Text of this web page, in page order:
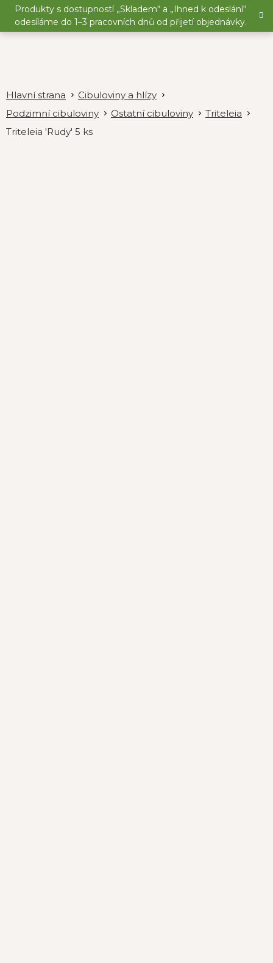
Přejít
obsah
Produkty s dostupností „Skladem“ a „Ihned k odeslání“
odesíláme do 1–3 pracovních dnů od přijetí objednávky.
Cibuloviny a hlízy
Podzimní cibuloviny
Ostatní cibuloviny
Triteleia
Triteleia 'Rudy' 5 ks